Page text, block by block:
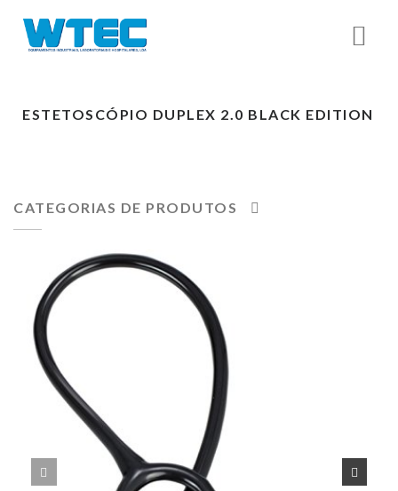
ESTETOSCÓPIO DUPLEX 2.0 BLACK EDITION
CATEGORIAS DE PRODUTOS